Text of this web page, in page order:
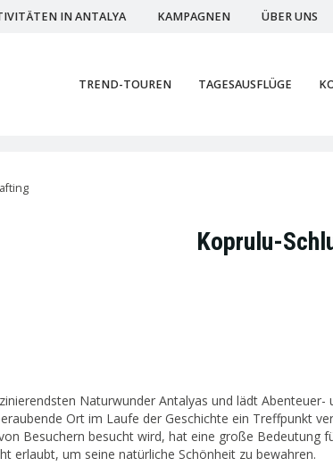
IN ANTALYA KAMPAGNEN ÜBER UNS
TREND-TOUREN TAGESAUSFLÜGE
Koprulu-
Naturwunder Antalyas und lädt
Ort im Laufe der Geschichte ein Treffpunkt
Besuchern besucht wird, hat eine große
erlaubt, um seine natürliche Schönheit zu bewahren.